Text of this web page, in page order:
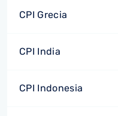
CPI Grecia
CPI India
CPI Indonesia